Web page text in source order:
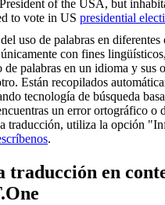
of the USA, but
to vote in US presidential
uso de palabras en diferentes
con fines
de palabras en un idioma y sus
Están recopilados
tecnología de búsqueda
un error ortográfico o
traducción, utiliza la opción
.
traducción en